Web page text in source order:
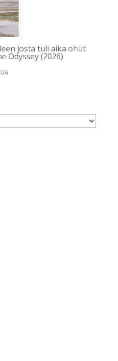
josta tuli aika ohut
Odyssey (2026)